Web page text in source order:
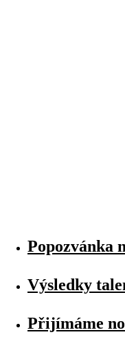
Popozvánka
Výsledky
Přijímáme